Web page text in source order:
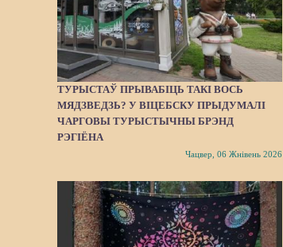
ТУРЫСТАЎ ПРЫВАБІЦЬ ТАКІ ВОСЬ
МЯДЗВЕДЗЬ? У ВІЦЕБСКУ ПРЫДУМАЛІ
ЧАРГОВЫ ТУРЫСТЫЧНЫ БРЭНД
РЭГІЁНА
Чацвер, 06 Жнівень 2026